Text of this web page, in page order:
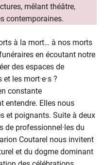
mêlant théâtre,
contemporaines.
à la mort… à nos morts
en écoutant notre
des espaces de
les mort·e·s ?
constante
entendre. Elles nous
et poignants. Suite à deux
de professionnel·les du
Coutarel nous invitent
et du dogme dominant